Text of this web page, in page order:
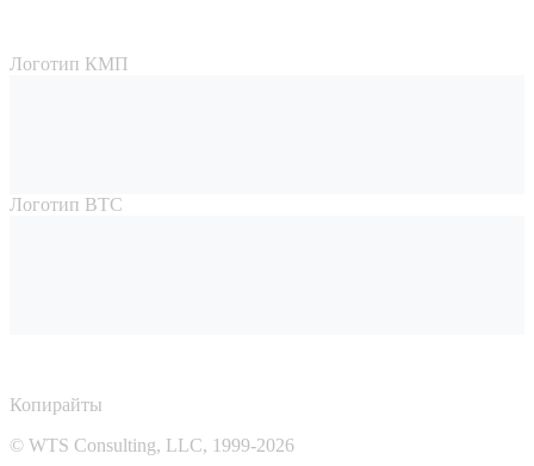
Логотип КМП
Логотип ВТС
Копирайты
© WTS Consulting, LLC, 1999-2026